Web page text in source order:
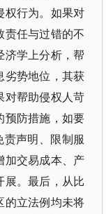
权行为。如果对
责任与过错的不
济学上分析，帮
劣势地位，其获
对帮助侵权人苛
预防措施，如要
责声明、限制服
加交易成本、产
展。最后，从比
的立法例均未将